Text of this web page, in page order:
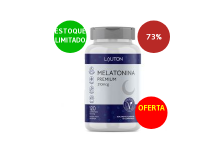
ESTOQUE
LIMITADO
OFERTA
73%